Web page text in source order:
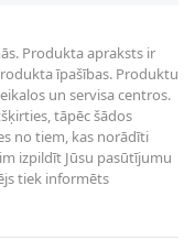
Produkta apraksts ir
īpašības. Produktu
un servisa centros.
tāpēc šādos
no tiem, kas norādīti
izpildīt Jūsu pasūtījumu
tiek informēts